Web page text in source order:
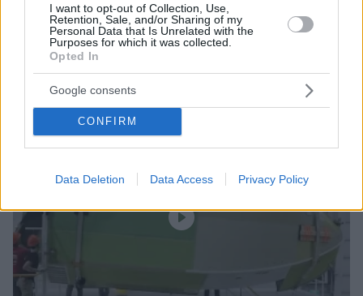
I want to opt-out of Collection, Use,
Retention, Sale, and/or Sharing of my
Personal Data that Is Unrelated with the
Purposes for which it was collected.
Opted In
Google consents
CONFIRM
Data Deletion Data Access Privacy Policy
ΤΑ ΠΙΟ ΔΗΜΟΦΙΛΗ